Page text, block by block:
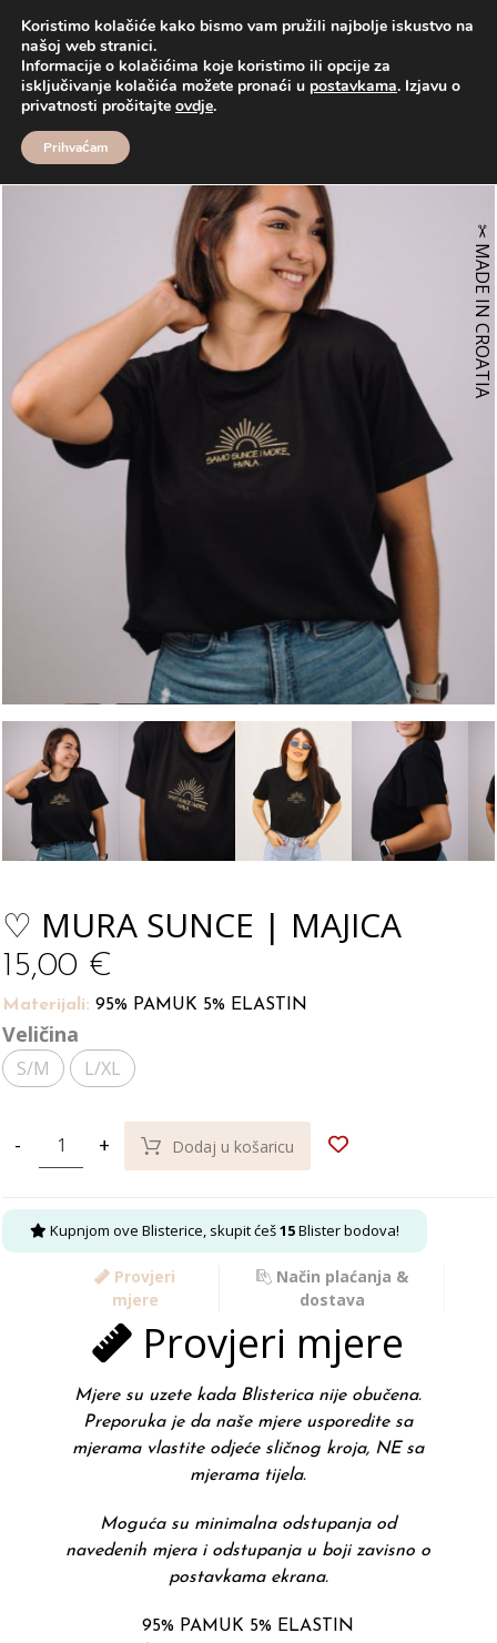
Proizvodi Majice
♡ MURA SUNCE |
MAJICA
♡ MURA SUNCE | MAJICA
15,00 €
Materijali: 95% PAMUK 5% ELASTIN
Veličina
S/M L/XL
- + Dodaj u košaricu
Kupnjom ove Blisterice, skupit ćeš15Blister bodova!
Provjeri
mjere
Način plaćanja &
dostava
Provjeri mjere
Mjere su uzete kada Blisterica nije obučena.
Preporuka je da naše mjere usporedite sa
mjerama vlastite odjeće sličnog kroja, NE sa
mjerama tijela.
Moguća su minimalna odstupanja od
navedenih mjera i odstupanja u boji zavisno o
postavkama ekrana.
95% PAMUK 5% ELASTIN
Koristimo kolačiće kako bismo vam pružili najbolje iskustvo na
našoj web stranici.
Informacije o kolačićima koje koristimo ili opcije za
isključivanje kolačića možete pronaći u postavkama. Izjavu o
privatnosti pročitajte ovdje.
Prihvaćam